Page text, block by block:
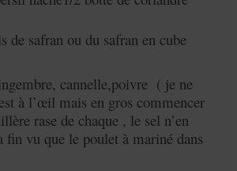
de safran ou du safran en cube
cannelle,poivre ( je ne
à l’œil mais en gros commencer
rase de chaque , le sel n’en
fin vu que le poulet à mariné dans